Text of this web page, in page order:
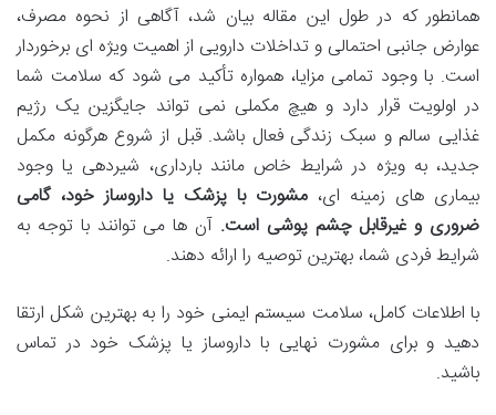
همانطور که در طول این مقاله بیان شد، آگاهی از نحوه مصرف،
عوارض جانبی احتمالی و تداخلات دارویی از اهمیت ویژه ای برخوردار
است. با وجود تمامی مزایا، همواره تأکید می شود که سلامت شما
در اولویت قرار دارد و هیچ مکملی نمی تواند جایگزین یک رژیم
غذایی سالم و سبک زندگی فعال باشد. قبل از شروع هرگونه مکمل
جدید، به ویژه در شرایط خاص مانند بارداری، شیردهی یا وجود
بیماری های زمینه ای، مشورت با پزشک یا داروساز خود، گامی
ضروری و غیرقابل چشم پوشی است. آن ها می توانند با توجه به
شرایط فردی شما، بهترین توصیه را ارائه دهند.
با اطلاعات کامل، سلامت سیستم ایمنی خود را به بهترین شکل ارتقا
دهید و برای مشورت نهایی با داروساز یا پزشک خود در تماس
باشید.